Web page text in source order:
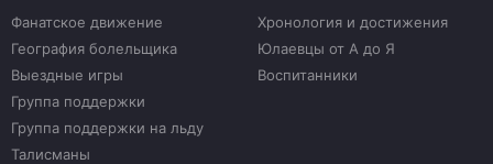
Фанатское движение
География болельщика
Выездные игры
Группа поддержки
Группа поддержки на льду
Талисманы
Хронология и достижения
Юлаевцы от А до Я
Воспитанники